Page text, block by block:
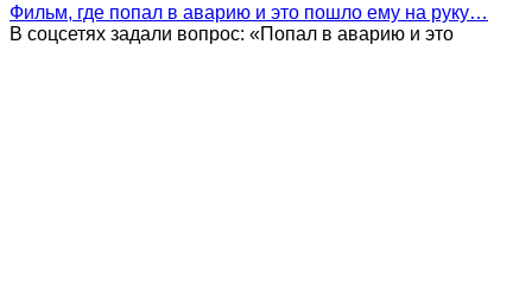
Фильм, где попал в аварию и это пошло ему на руку…
В соцсетях задали вопрос: «Попал в аварию и это